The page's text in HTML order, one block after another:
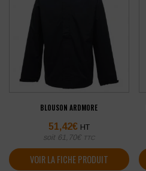
BLOUSON ARDMORE
51,42€ HT
soit 61,70€ TTC
VOIR LA FICHE PRODUIT